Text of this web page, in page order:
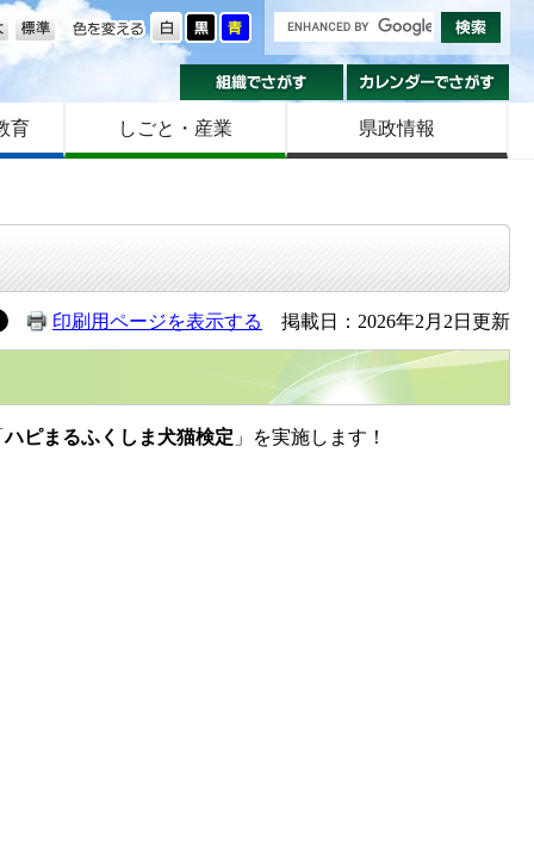
色を変える
大きさ
組織でさがす
育 しごと・産業 県政情報
印刷用ページを表示する 掲載日：2026年2月2日更新
ハピまるふくしま犬猫検定 」を実施します！